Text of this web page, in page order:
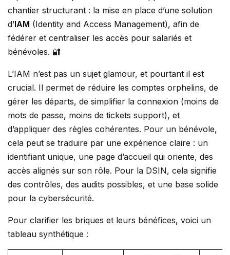
chantier structurant : la mise en place d’une solution
d’IAM (Identity and Access Management), afin de
fédérer et centraliser les accès pour salariés et
bénévoles. 🔐
L’IAM n’est pas un sujet glamour, et pourtant il est
crucial. Il permet de réduire les comptes orphelins, de
gérer les départs, de simplifier la connexion (moins de
mots de passe, moins de tickets support), et
d’appliquer des règles cohérentes. Pour un bénévole,
cela peut se traduire par une expérience claire : un
identifiant unique, une page d’accueil qui oriente, des
accès alignés sur son rôle. Pour la DSIN, cela signifie
des contrôles, des audits possibles, et une base solide
pour la cybersécurité.
Pour clarifier les briques et leurs bénéfices, voici un
tableau synthétique :